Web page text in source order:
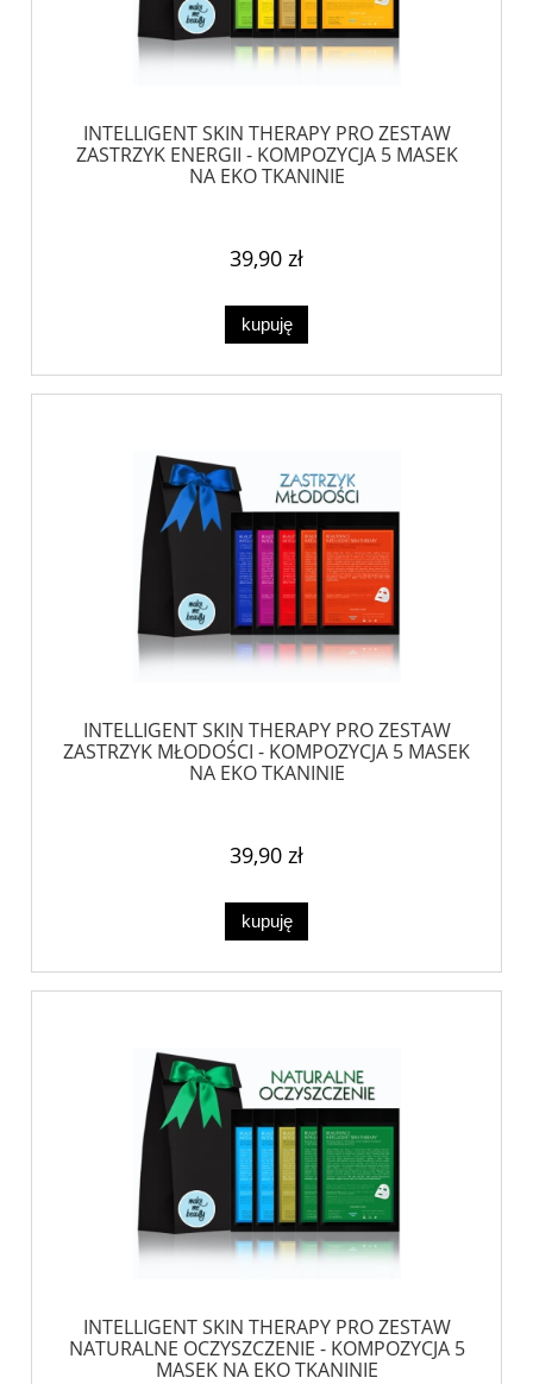
INTELLIGENT SKIN THERAPY PRO ZESTAW
ZASTRZYK ENERGII - KOMPOZYCJA 5 MASEK
NA EKO TKANINIE
39,90 zł
kupuję
INTELLIGENT SKIN THERAPY PRO ZESTAW
ZASTRZYK MŁODOŚCI - KOMPOZYCJA 5 MASEK
NA EKO TKANINIE
39,90 zł
kupuję
INTELLIGENT SKIN THERAPY PRO ZESTAW
NATURALNE OCZYSZCZENIE - KOMPOZYCJA 5
MASEK NA EKO TKANINIE